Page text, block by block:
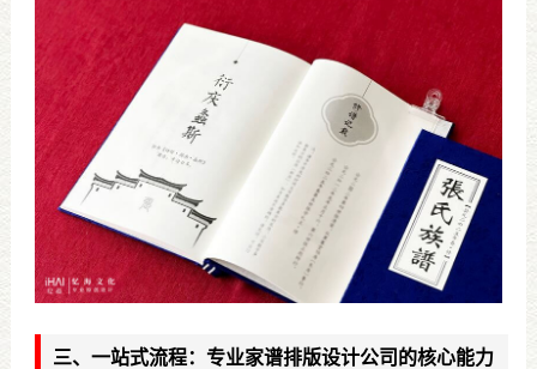
三、一站式流程：专业家谱排版设计公司的核心能力